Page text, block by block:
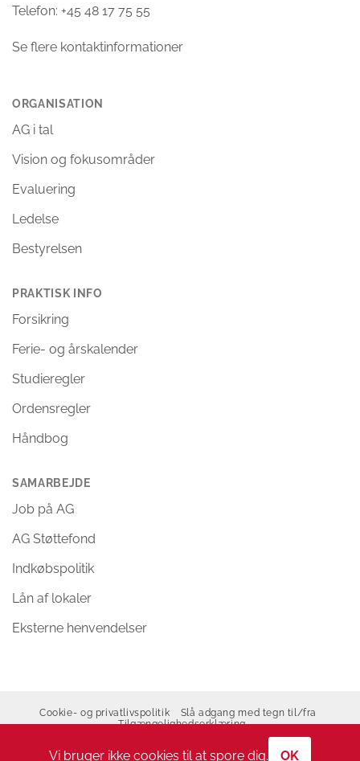
Telefon: +45 48 17 75 55
Se flere kontaktinformationer
ORGANISATION
AG i tal
Vision og fokusområder
Evaluering
Ledelse
Bestyrelsen
PRAKTISK INFO
Forsikring
Ferie- og årskalender
Studieregler
Ordensregler
Håndbog
SAMARBEJDE
Job på AG
AG Støttefond
Indkøbspolitik
Lån af lokaler
Eksterne henvendelser
Cookie- og privatlivspolitik
Slå adgang med tegn til/fra
Tilgængelighedserklæring
Copyright 2026 © Allerød Gymnasium
Vi bruger ikke cookies til at spore dig. OK